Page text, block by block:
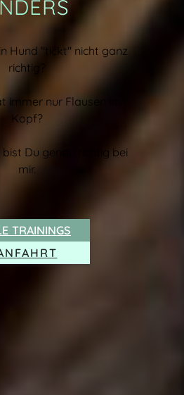
Hund "tickt" nicht ganz
richtig?
immer nur Flausen im
Kopf?
Du genau richtig bei
mir.
TRAININGS